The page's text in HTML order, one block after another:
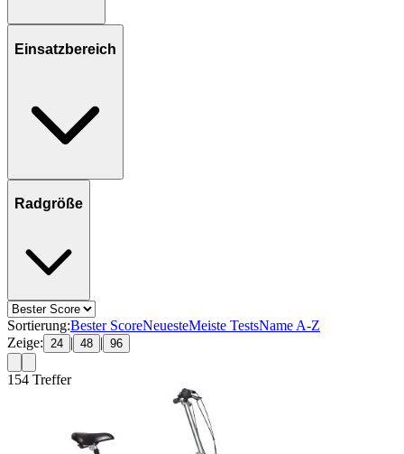
Einsatzbereich
Radgröße
Sortierung:Bester ScoreNeuesteMeiste TestsName A-Z
Zeige:
24 | 48 | 96
154 Treffer